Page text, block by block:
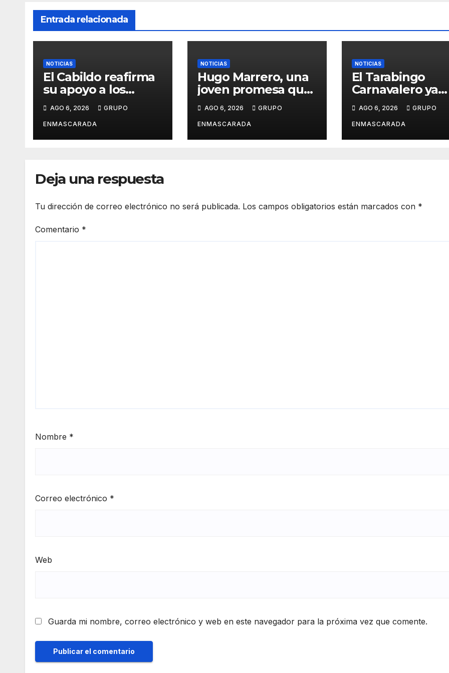
Entrada relacionada
NOTICIAS
El Cabildo reafirma
su apoyo a los
diseñadores del
Carnaval de
Tenerife
AGO 6, 2026 GRUPO
ENMASCARADA
NOTICIAS
Hugo Marrero, una
joven promesa que
música y la pasión
por el Carnaval
AGO 6, 2026 GRUPO
ENMASCARADA
NOTICIAS
El Tarabingo
Carnavalero ya
con una nueva
edición cargada
sorpresas
AGO 6, 2026 GRUPO
ENMASCARADA
Deja una respuesta
Tu dirección de correo electrónico no será publicada. Los campos obligatorios están marcados con *
Comentario *
Nombre *
Correo electrónico *
Web
Guarda mi nombre, correo electrónico y web en este navegador para la próxima vez que comente.